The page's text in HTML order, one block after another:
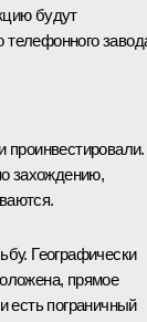
будут
телефонного
проинвестировали.
захождению,
Географически
прямое
есть пограничный